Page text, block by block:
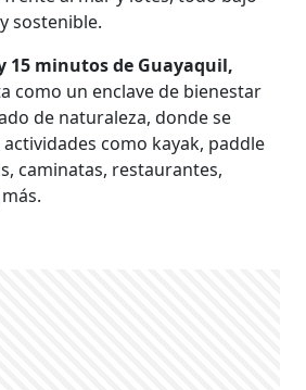
sostenible.
15 minutos de Guayaquil,
como un enclave de bienestar
de naturaleza, donde se
como kayak, paddle
caminatas, restaurantes,